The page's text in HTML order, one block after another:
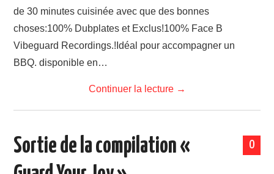
LINKS
de 30 minutes cuisinée avec que des bonnes
choses:100% Dubplates et Exclus!100% Face B
Vibeguard Recordings.!Idéal pour accompagner un
BBQ. disponible en…
Continuer la lecture →
0
Sortie de la compilation «